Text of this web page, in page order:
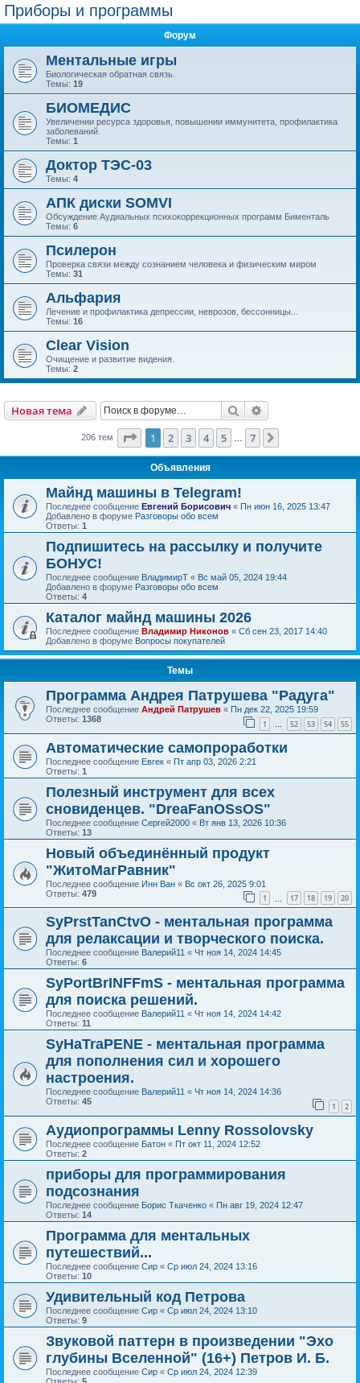
Приборы и программы
Форум
Ментальные игры
Биологическая обратная связь.
Темы: 19
БИОМЕДИС
Увеличении ресурса здоровья, повышении иммунитета, профилактика
заболеваний.
Темы: 1
Доктор ТЭС-03
Темы: 4
АПК диски SOMVI
Обсуждение Аудиальных психокоррекционных программ Бименталь
Темы: 6
Псилерон
Проверка связи между сознанием человека и физическим миром
Темы: 31
Альфария
Лечение и профилактика депрессии, неврозов, бессонницы...
Темы: 16
Clear Vision
Очищение и развитие видения.
Темы: 2
Новая тема Поиск
206 тем Страница из
1 2 3 4 5 7
Объявления
Майнд машины в Telegram!
Последнее сообщение Евгений Борисович « Пн июн 16, 2025 13:47
Добавлено в форуме Разговоры обо всем
Ответы: 1
Подпишитесь на рассылку и получите
БОНУС!
Последнее сообщение ВладимирТ « Вс май 05, 2024 19:44
Добавлено в форуме Разговоры обо всем
Ответы: 4
Каталог майнд машины 2026
Последнее сообщение Владимир Никонов « Сб сен 23, 2017 14:40
Добавлено в форуме Вопросы покупателей
Темы
Программа Андрея Патрушева "Радуга"
Последнее сообщение Андрей Патрушев « Пн дек 22, 2025 19:59
Ответы: 1368 1 … 52 53 54 55
Автоматические самопроработки
Последнее сообщение Евгек « Пт апр 03, 2026 2:21
Ответы: 1
Полезный инструмент для всех
сновиденцев. "DreaFanOSsOS"
Последнее сообщение Сергей2000 « Вт янв 13, 2026 10:36
Ответы: 13
Новый объединённый продукт
"ЖитоМагРавник"
Последнее сообщение Инн Ван « Вс окт 26, 2025 9:01
Ответы: 479 1 17 18 19 20
SyPrstTanCtvO - ментальная программа
для релаксации и творческого поиска.
Последнее сообщение Валерий11 « Чт ноя 14, 2024 14:45
Ответы: 6
SyPortBrINFFmS - ментальная программа
для поиска решений.
Последнее сообщение Валерий11 « Чт ноя 14, 2024 14:42
Ответы: 11
SyHaTraPENE - ментальная программа
для пополнения сил и хорошего
настроения.
Последнее сообщение Валерий11 « Чт ноя 14, 2024 14:36
Ответы: 45 1 2
Аудиопрограммы Lenny Rossolovsky
Последнее сообщение Батон « Пт окт 11, 2024 12:52
Ответы: 2
приборы для программирования
подсознания
Последнее сообщение Борис Ткаченко « Пн авг 19, 2024 12:47
Ответы: 14
Программа для ментальных
путешествий...
Последнее сообщение Сир « Ср июл 24, 2024 13:16
Ответы: 10
Удивительный код Петрова
Последнее сообщение Сир « Ср июл 24, 2024 13:10
Ответы: 9
Звуковой паттерн в произведении "Эхо
глубины Вселенной" (16+) Петров И. Б.
Последнее сообщение Сир « Ср июл 24, 2024 12:39